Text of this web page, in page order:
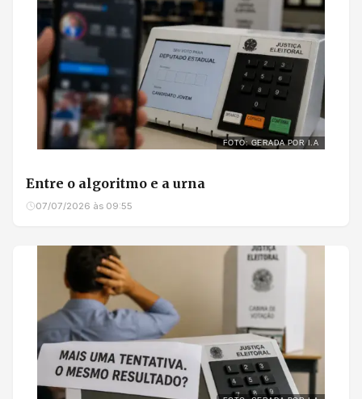
FOTO: GERADA POR I.A
Entre o algoritmo e a urna
07/07/2026 às 09:55